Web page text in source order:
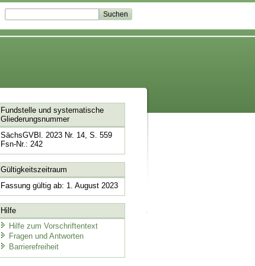
Fundstelle und systematische
Gliederungsnummer
SächsGVBl. 2023 Nr. 14, S. 559
Fsn-Nr.: 242
Gültigkeitszeitraum
Fassung gültig ab: 1. August 2023
Hilfe
Hilfe zum Vorschriftentext
Fragen und Antworten
Barrierefreiheit